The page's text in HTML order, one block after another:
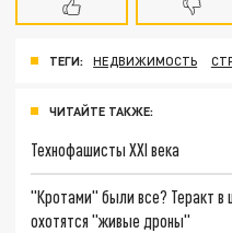
ТЕГИ: НЕДВИЖИМОСТЬ
ЧИТАЙТЕ ТАКЖЕ:
Технофашисты XXI века
"Кротами" были все? Теракт в
охотятся "живые дроны"